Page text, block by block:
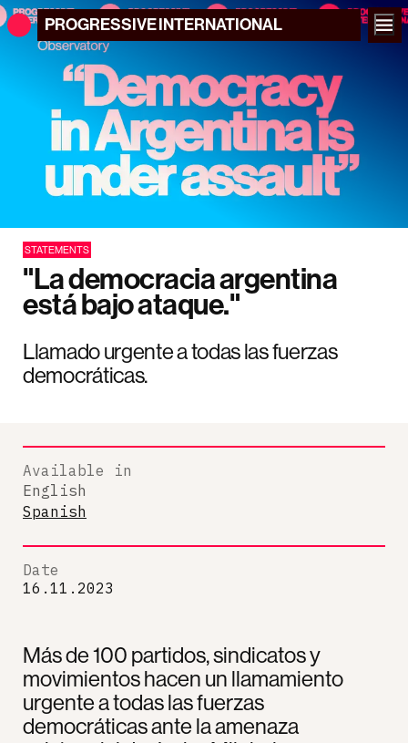
PROGRESSIVEINTERNATIONAL
STATEMENTS
"La democracia argentina
está bajo ataque."
Llamado urgente a todas las fuerzas
democráticas.
Más de 100 partidos, sindicatos y
movimientos hacen un llamamiento
urgente a todas las fuerzas
democráticas ante la amenaza
Available in
English
Spanish
Date
16.11.2023